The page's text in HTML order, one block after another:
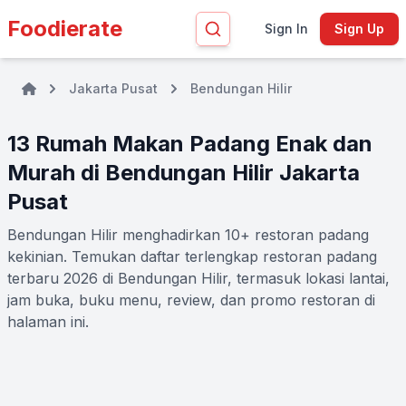
Foodierate Sign In Sign Up
Jakarta Pusat Bendungan Hilir
13 Rumah Makan Padang Enak dan
Murah di Bendungan Hilir Jakarta
Pusat
Bendungan Hilir menghadirkan 10+ restoran padang
kekinian. Temukan daftar terlengkap restoran padang
terbaru 2026 di Bendungan Hilir, termasuk lokasi lantai,
jam buka, buku menu, review, dan promo restoran di
halaman ini.